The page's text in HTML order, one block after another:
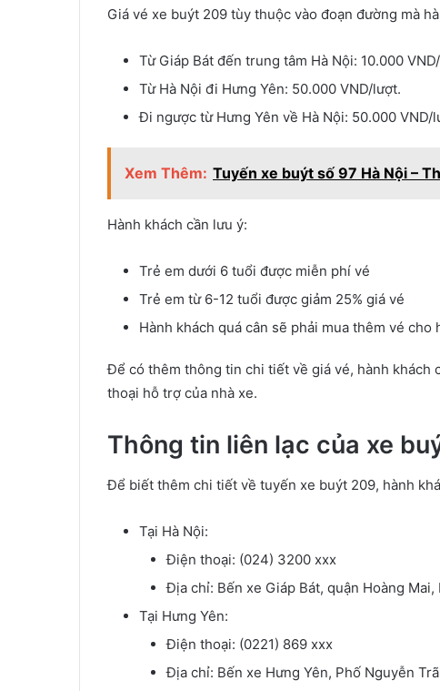
Giá vé xe buýt 209 tùy thuộc vào đoạn đường mà
Từ Giáp Bát đến trung tâm Hà Nội: 10.000
Từ Hà Nội đi Hưng Yên: 50.000 VND/lượt.
Đi ngược từ Hưng Yên về Hà Nội: 50.000 VND/
Xem Thêm: Tuyến xe buýt số 97 Hà Nội –
Hành khách cần lưu ý:
Trẻ em dưới 6 tuổi được miễn phí vé
Trẻ em từ 6-12 tuổi được giảm 25% giá vé
Hành khách quá cân sẽ phải mua thêm vé
Để có thêm thông tin chi tiết về giá vé, hành
thoại hỗ trợ của nhà xe.
Thông tin liên lạc của xe
Để biết thêm chi tiết về tuyến xe buýt 209, hành
Tại Hà Nội:
Điện thoại: (024) 3200 xxx
Địa chỉ: Bến xe Giáp Bát, quận Hoàng Mai,
Tại Hưng Yên:
Điện thoại: (0221) 869 xxx
Địa chỉ: Bến xe Hưng Yên, Phố Nguyễn